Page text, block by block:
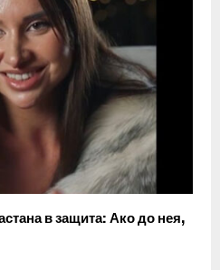
в защита: Ако до нея,